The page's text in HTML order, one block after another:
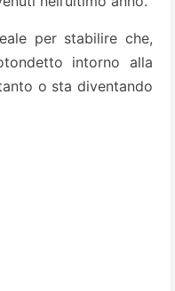
per stabilire che,
intorno alla
o sta diventando